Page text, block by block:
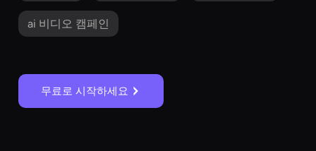
ai 비디오 캠페인
무료로 시작하세요